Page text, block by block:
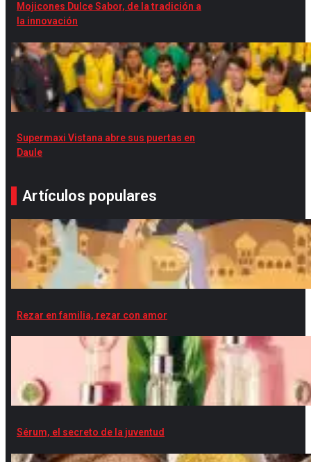
Mojicones Dulce Sabor, de la tradición a
la innovación
Supermaxi Vistana abre sus puertas en
Daule
Artículos populares
Rezar en familia, rezar con amor
Sérum, el secreto de la juventud